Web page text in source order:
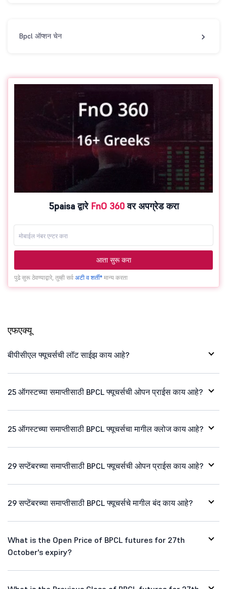
Bpcl ऑप्शन चेन
5paisa द्वारे FnO 360वर अपग्रेड करा
आता सुरू करा
पुढे सुरू ठेवण्याद्वारे, तुम्ही सर्व अटी व शर्ती* मान्य करता
एफएक्यू
बीपीसीएल फ्यूचर्सची लॉट साईझ काय आहे?
25 ऑगस्टच्या समाप्तीसाठी BPCL फ्यूचर्सची ओपन प्राईस काय आहे?
25 ऑगस्टच्या समाप्तीसाठी BPCL फ्यूचर्सचा मागील क्लोज काय आहे?
29 सप्टेंबरच्या समाप्तीसाठी BPCL फ्यूचर्सची ओपन प्राईस काय आहे?
29 सप्टेंबरच्या समाप्तीसाठी BPCL फ्यूचर्सचे मागील बंद काय आहे?
What is the Open Price of BPCL futures for 27th
October's expiry?